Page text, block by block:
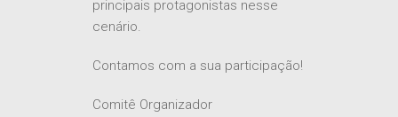
principais protagonistas nesse
cenário.
Contamos com a sua participação!
Comitê Organizador